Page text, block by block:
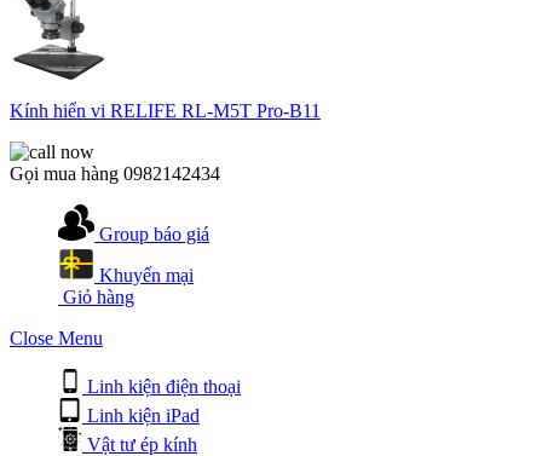
Kính hiển vi RELIFE RL-M5T Pro-B11
Gọi mua hàng 0982142434
Group báo giá
Khuyến mại
Giỏ hàng
Close Menu
Linh kiện điện thoại
Linh kiện iPad
Vật tư ép kính